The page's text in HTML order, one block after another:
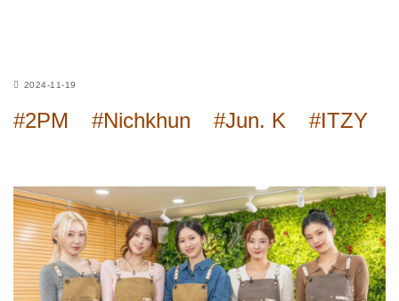
2024-11-19
#2PM #Nichkhun #Jun. K #ITZY